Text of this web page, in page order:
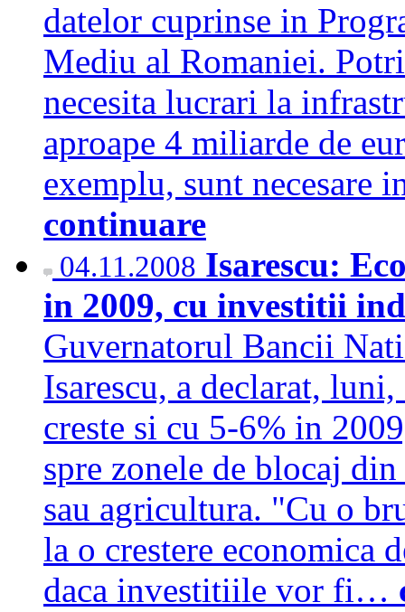
datelor cuprinse in
Mediu al Romaniei.
necesita lucrari la
aproape 4 miliarde de
exemplu, sunt
continuare
04.11.2008 Isarescu:
in 2009, cu investitii
Guvernatorul Bancii
Isarescu, a declarat,
creste si cu 5-6% in
spre zonele de blocaj
sau agricultura. "Cu o
la o crestere economica
daca investitiile vor fi…